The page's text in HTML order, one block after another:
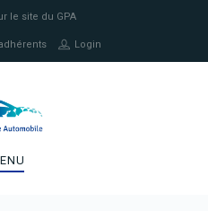
le site du GPA
Login